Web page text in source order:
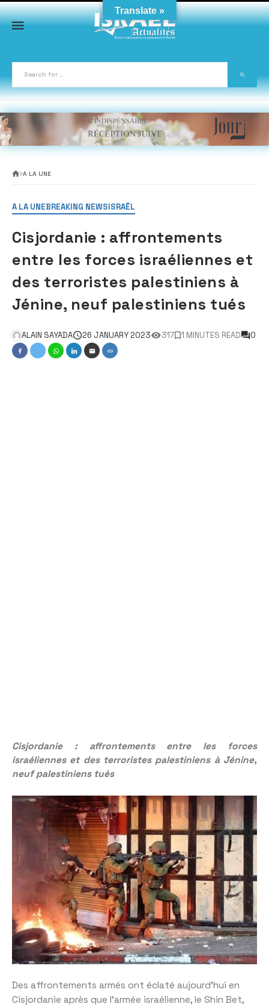
Skip
to
content
A LA UNE
A LA UNEBREAKING NEWSISRAËL
Cisjordanie : affrontements
entre les forces israéliennes et
des terroristes palestiniens à
Jénine, neuf palestiniens tués
ALAIN SAYADA 26 JANUARY 2023 317 1 MINUTES READ 0
Cisjordanie : affrontements entre les forces
israéliennes et des terroristes palestiniens à Jénine,
neuf palestiniens tués
Des affrontements armés ont éclaté aujourd’hui en
Cisjordanie après que l’armée israélienne, le Shin Bet,
Translate »